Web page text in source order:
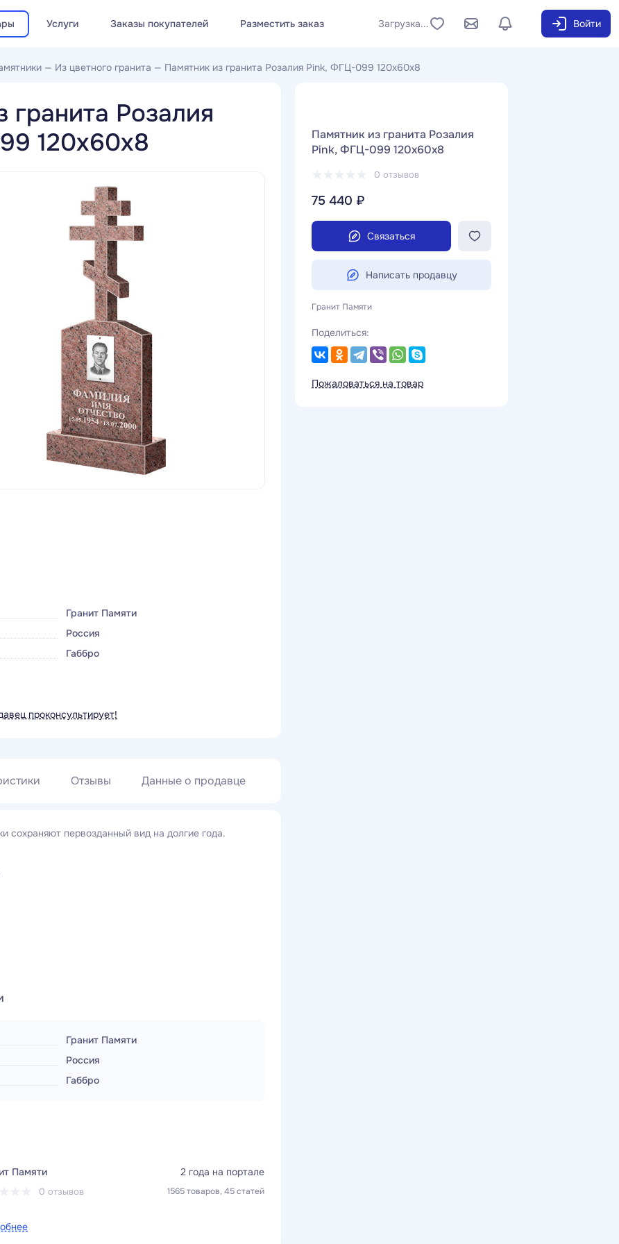
Услуги Заказы покупателей Разместить заказ Загрузка... Войти
— Из цветного гранита — Памятник из гранита Розалия Pink, ФГЦ-099 120x60x8
гранита Розалия
120x60x8
Гранит Памяти
Россия
Габбро
проконсультирует!
Отзывы Данные о продавце
сохраняют первозданный вид на долгие года.
Гранит Памяти
Россия
Габбро
Памяти
0 отзывов
2 года на портале
1565 товаров, 45 статей
Памятник из гранита Розалия
Pink, ФГЦ-099 120x60x8
0 отзывов
75 440 ₽
Связаться
Написать продавцу
Гранит Памяти
Поделиться:
Пожаловаться на товар